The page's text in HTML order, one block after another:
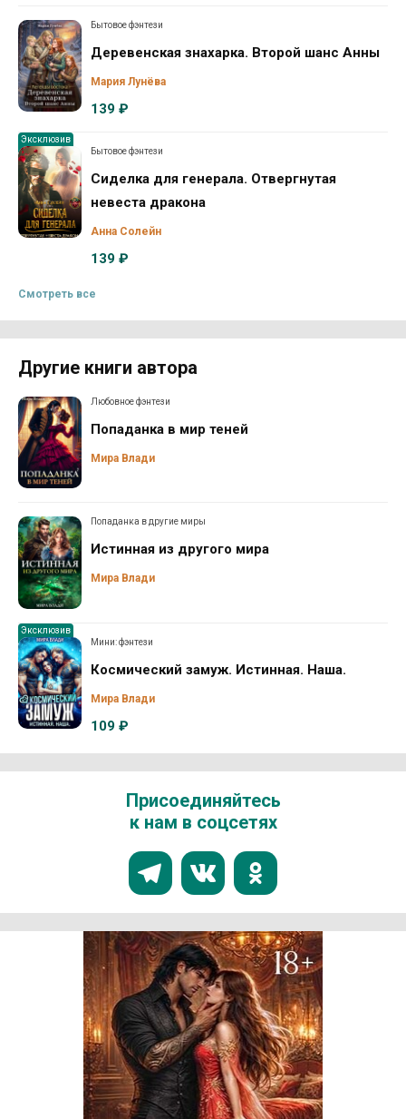
Бытовое фэнтези
Деревенская знахарка. Второй шанс Анны
Мария Лунёва
139 ₽
Эксклюзив
Бытовое фэнтези
Сиделка для генерала. Отвергнутая
невеста дракона
Анна Солейн
139 ₽
Смотреть все
Другие книги автора
Любовное фэнтези
Попаданка в мир теней
Мира Влади
Попаданка в другие миры
Истинная из другого мира
Мира Влади
Эксклюзив
Мини: фэнтези
Космический замуж. Истинная. Наша.
Мира Влади
109 ₽
Присоединяйтесь
к нам в соцсетях